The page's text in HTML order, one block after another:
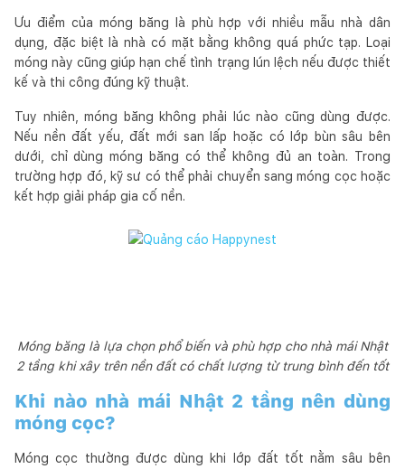
Ưu điểm của móng băng là phù hợp với nhiều mẫu nhà dân
dụng, đặc biệt là nhà có mặt bằng không quá phức tạp. Loại
móng này cũng giúp hạn chế tình trạng lún lệch nếu được thiết
kế và thi công đúng kỹ thuật.
Tuy nhiên, móng băng không phải lúc nào cũng dùng được.
Nếu nền đất yếu, đất mới san lấp hoặc có lớp bùn sâu bên
dưới, chỉ dùng móng băng có thể không đủ an toàn. Trong
trường hợp đó, kỹ sư có thể phải chuyển sang móng cọc hoặc
kết hợp giải pháp gia cố nền.
Móng băng là lựa chọn phổ biến và phù hợp cho nhà mái Nhật
2 tầng khi xây trên nền đất có chất lượng từ trung bình đến tốt
Khi nào nhà mái Nhật 2 tầng nên dùng
móng cọc?
Móng cọc thường được dùng khi lớp đất tốt nằm sâu bên